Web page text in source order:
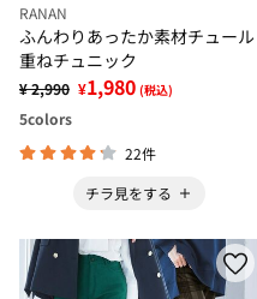
RANAN
ふんわりあったか素材チュール
重ねチュニック
¥ 2,990 ¥1,980 (税込)
5colors
22件
チラ見をする